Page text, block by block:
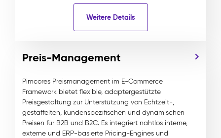
Weitere Details
Preis-Management
Pimcores Preismanagement im E-Commerce
Framework bietet flexible, adaptergestützte
Preisgestaltung zur Unterstützung von Echtzeit-,
gestaffelten, kundenspezifischen und dynamischen
Preisen für B2B und B2C. Es integriert nahtlos interne,
externe und ERP-basierte Pricing-Engines und